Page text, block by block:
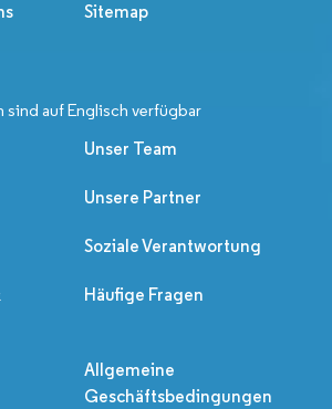
Sitemap
sind auf Englisch verfügbar
Unser Team
Unsere Partner
Soziale Verantwortung
Häufige Fragen
Allgemeine
Geschäftsbedingungen